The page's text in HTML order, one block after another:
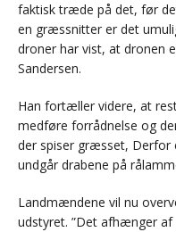
faktisk træde på det, før
en græssnitter er det
droner har vist, at dronen
Sandersen.
Han fortæller videre, at
medføre forrådnelse og
der spiser græsset, Derfor
undgår drabene på
Landmændene vil nu
udstyret. ”Det afhænger af